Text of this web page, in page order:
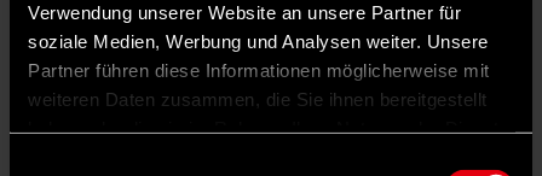
Verwendung unserer Website an unsere Partner für
soziale Medien, Werbung und Analysen weiter. Unsere
Partner führen diese Informationen möglicherweise mit
weiteren Daten zusammen, die Sie ihnen bereitgestellt